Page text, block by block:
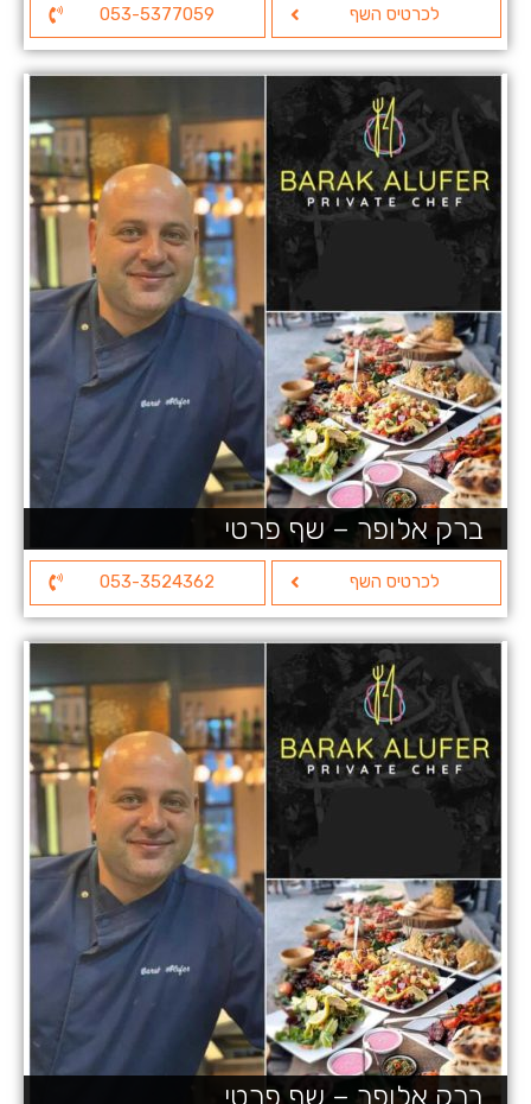
לכרטיס השף 053-5377059
ברק אלופר – שף פרטי
לכרטיס השף 053-3524362
ברק אלופר – שף פרטי